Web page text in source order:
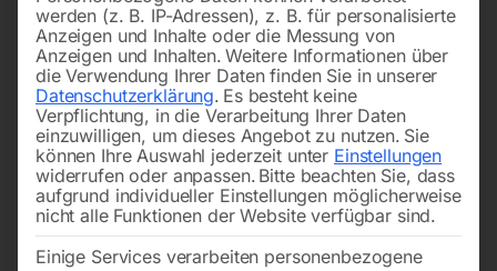
werden (z. B. IP-Adressen), z. B. für personalisierte
Anzeigen und Inhalte oder die Messung von
Anzeigen und Inhalten. Weitere Informationen über
die Verwendung Ihrer Daten finden Sie in unserer
Datenschutzerklärung. Es besteht keine
Verpflichtung, in die Verarbeitung Ihrer Daten
einzuwilligen, um dieses Angebot zu nutzen. Sie
können Ihre Auswahl jederzeit unter Einstellungen
widerrufen oder anpassen. Bitte beachten Sie, dass
aufgrund individueller Einstellungen möglicherweise
nicht alle Funktionen der Website verfügbar sind.
Einige Services verarbeiten personenbezogene